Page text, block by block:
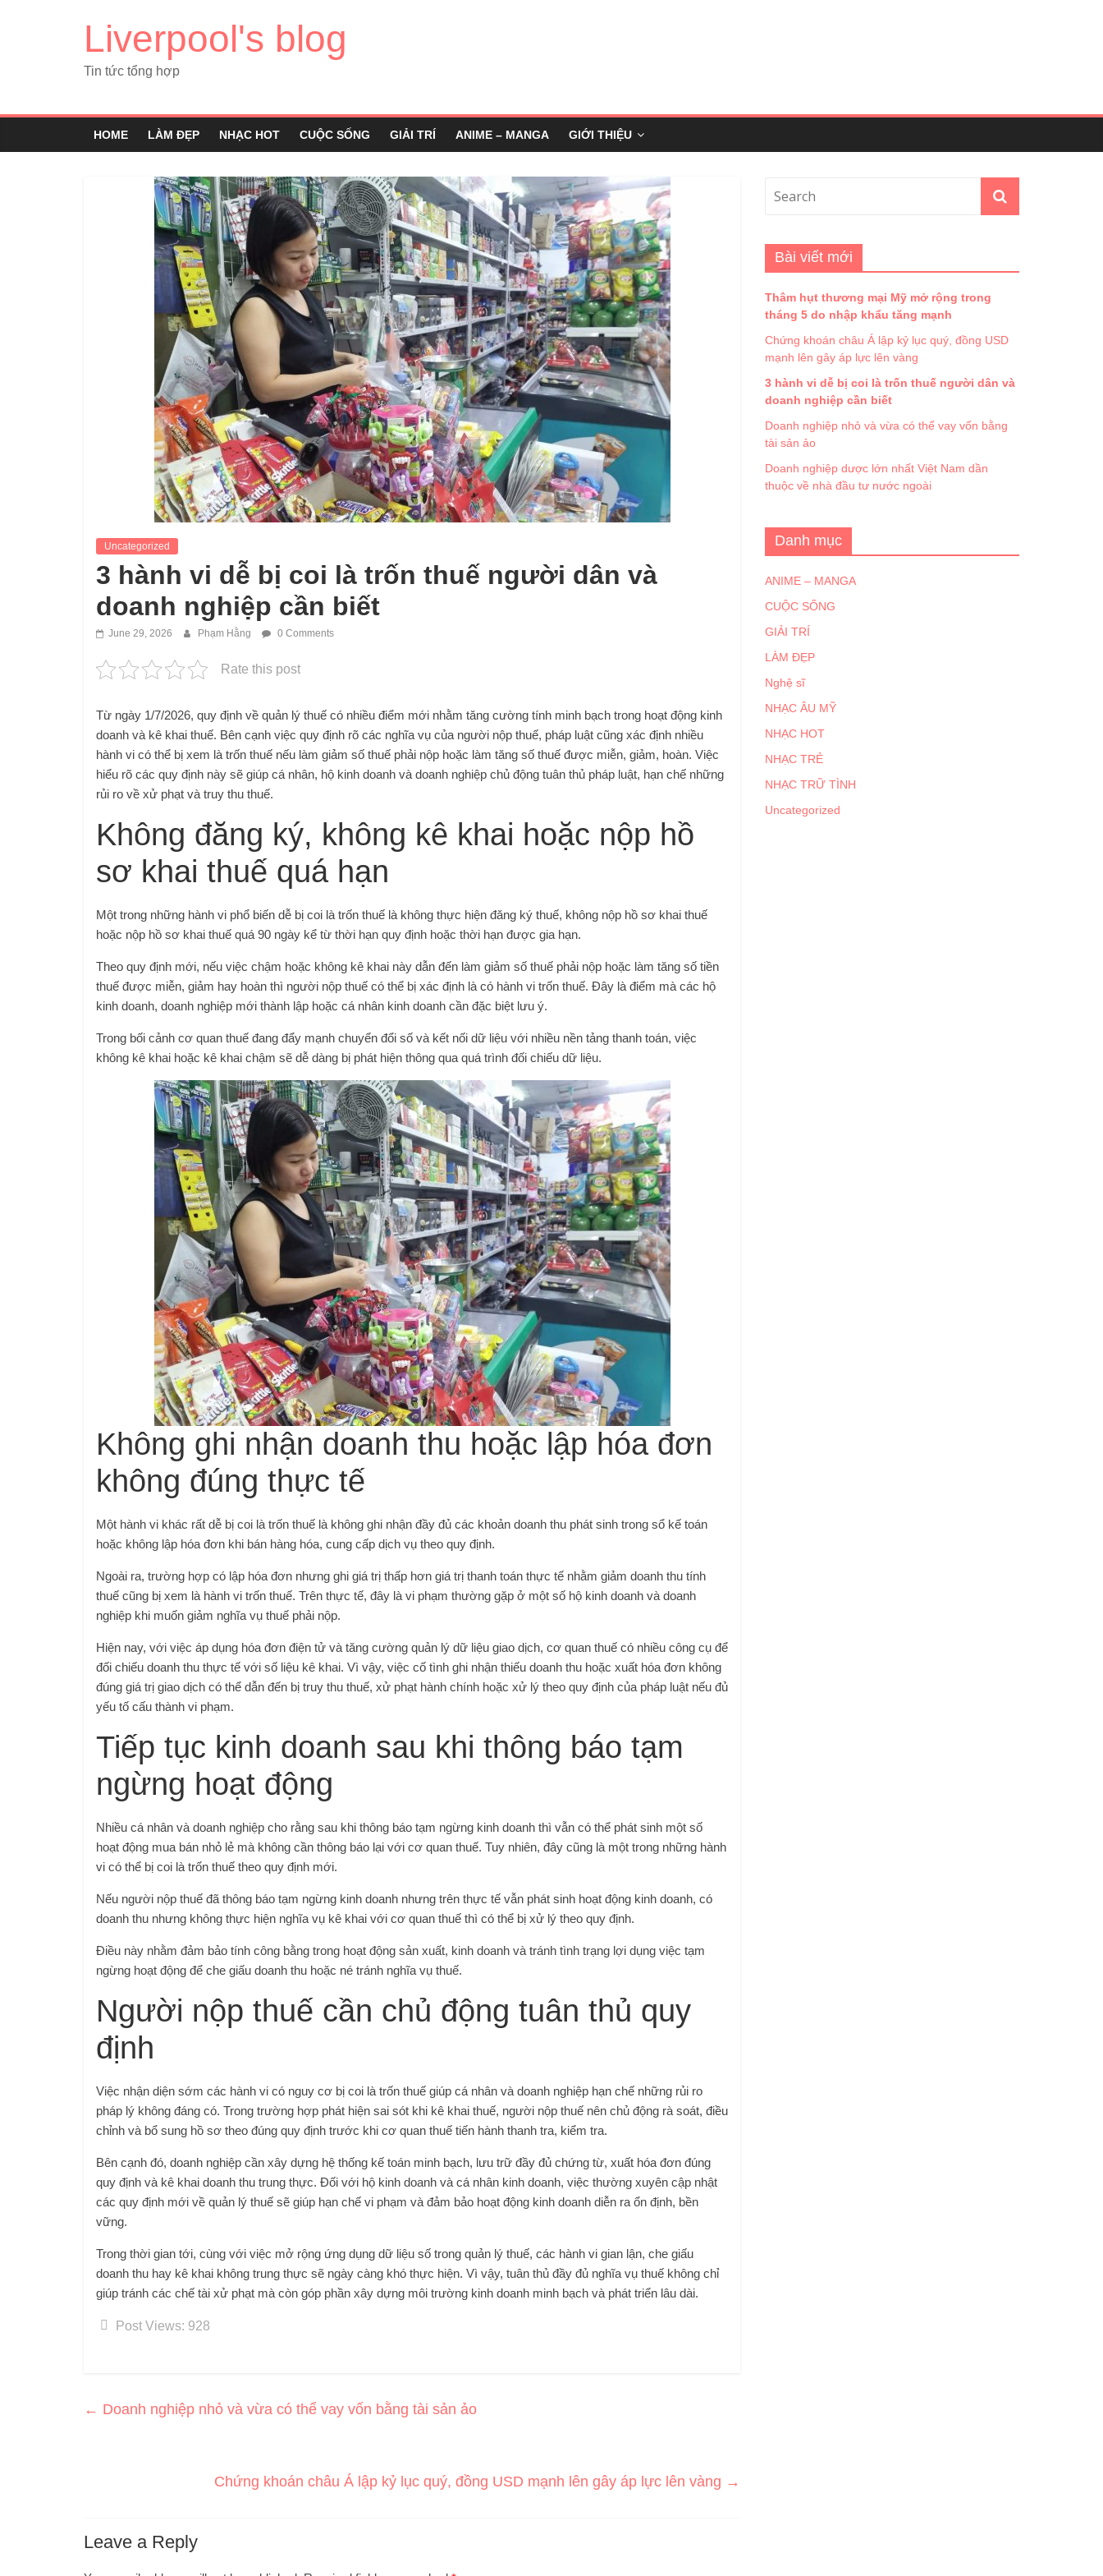
Liverpool's blog
Tin tức tổng hợp
HOME LÀM ĐẸP NHẠC HOT CUỘC SỐNG GIẢI TRÍ ANIME – MANGA GIỚI THIỆU
Uncategorized
3 hành vi dễ bị coi là trốn thuế người dân và
doanh nghiệp cần biết
June 29, 2026 Phạm Hằng 0 Comments
Rate this post
Từ ngày 1/7/2026, quy định về quản lý thuế có nhiều điểm mới nhằm tăng cường tính minh bạch trong hoạt động kinh
doanh và kê khai thuế. Bên cạnh việc quy định rõ các nghĩa vụ của người nộp thuế, pháp luật cũng xác định nhiều
hành vi có thể bị xem là trốn thuế nếu làm giảm số thuế phải nộp hoặc làm tăng số thuế được miễn, giảm, hoàn. Việc
hiểu rõ các quy định này sẽ giúp cá nhân, hộ kinh doanh và doanh nghiệp chủ động tuân thủ pháp luật, hạn chế những
rủi ro về xử phạt và truy thu thuế.
Không đăng ký, không kê khai hoặc nộp hồ
sơ khai thuế quá hạn
Một trong những hành vi phổ biến dễ bị coi là trốn thuế là không thực hiện đăng ký thuế, không nộp hồ sơ khai thuế
hoặc nộp hồ sơ khai thuế quá 90 ngày kể từ thời hạn quy định hoặc thời hạn được gia hạn.
Theo quy định mới, nếu việc chậm hoặc không kê khai này dẫn đến làm giảm số thuế phải nộp hoặc làm tăng số tiền
thuế được miễn, giảm hay hoàn thì người nộp thuế có thể bị xác định là có hành vi trốn thuế. Đây là điểm mà các hộ
kinh doanh, doanh nghiệp mới thành lập hoặc cá nhân kinh doanh cần đặc biệt lưu ý.
Trong bối cảnh cơ quan thuế đang đẩy mạnh chuyển đổi số và kết nối dữ liệu với nhiều nền tảng thanh toán, việc
không kê khai hoặc kê khai chậm sẽ dễ dàng bị phát hiện thông qua quá trình đối chiếu dữ liệu.
Không ghi nhận doanh thu hoặc lập hóa đơn
không đúng thực tế
Một hành vi khác rất dễ bị coi là trốn thuế là không ghi nhận đầy đủ các khoản doanh thu phát sinh trong sổ kế toán
hoặc không lập hóa đơn khi bán hàng hóa, cung cấp dịch vụ theo quy định.
Ngoài ra, trường hợp có lập hóa đơn nhưng ghi giá trị thấp hơn giá trị thanh toán thực tế nhằm giảm doanh thu tính
thuế cũng bị xem là hành vi trốn thuế. Trên thực tế, đây là vi phạm thường gặp ở một số hộ kinh doanh và doanh
nghiệp khi muốn giảm nghĩa vụ thuế phải nộp.
Hiện nay, với việc áp dụng hóa đơn điện tử và tăng cường quản lý dữ liệu giao dịch, cơ quan thuế có nhiều công cụ để
đối chiếu doanh thu thực tế với số liệu kê khai. Vì vậy, việc cố tình ghi nhận thiếu doanh thu hoặc xuất hóa đơn không
đúng giá trị giao dịch có thể dẫn đến bị truy thu thuế, xử phạt hành chính hoặc xử lý theo quy định của pháp luật nếu đủ
yếu tố cấu thành vi phạm.
Tiếp tục kinh doanh sau khi thông báo tạm
ngừng hoạt động
Nhiều cá nhân và doanh nghiệp cho rằng sau khi thông báo tạm ngừng kinh doanh thì vẫn có thể phát sinh một số
hoạt động mua bán nhỏ lẻ mà không cần thông báo lại với cơ quan thuế. Tuy nhiên, đây cũng là một trong những hành
vi có thể bị coi là trốn thuế theo quy định mới.
Nếu người nộp thuế đã thông báo tạm ngừng kinh doanh nhưng trên thực tế vẫn phát sinh hoạt động kinh doanh, có
doanh thu nhưng không thực hiện nghĩa vụ kê khai với cơ quan thuế thì có thể bị xử lý theo quy định.
Điều này nhằm đảm bảo tính công bằng trong hoạt động sản xuất, kinh doanh và tránh tình trạng lợi dụng việc tạm
ngừng hoạt động để che giấu doanh thu hoặc né tránh nghĩa vụ thuế.
Người nộp thuế cần chủ động tuân thủ quy
định
Việc nhận diện sớm các hành vi có nguy cơ bị coi là trốn thuế giúp cá nhân và doanh nghiệp hạn chế những rủi ro
pháp lý không đáng có. Trong trường hợp phát hiện sai sót khi kê khai thuế, người nộp thuế nên chủ động rà soát, điều
chỉnh và bổ sung hồ sơ theo đúng quy định trước khi cơ quan thuế tiến hành thanh tra, kiểm tra.
Bên cạnh đó, doanh nghiệp cần xây dựng hệ thống kế toán minh bạch, lưu trữ đầy đủ chứng từ, xuất hóa đơn đúng
quy định và kê khai doanh thu trung thực. Đối với hộ kinh doanh và cá nhân kinh doanh, việc thường xuyên cập nhật
các quy định mới về quản lý thuế sẽ giúp hạn chế vi phạm và đảm bảo hoạt động kinh doanh diễn ra ổn định, bền
vững.
Trong thời gian tới, cùng với việc mở rộng ứng dụng dữ liệu số trong quản lý thuế, các hành vi gian lận, che giấu
doanh thu hay kê khai không trung thực sẽ ngày càng khó thực hiện. Vì vậy, tuân thủ đầy đủ nghĩa vụ thuế không chỉ
giúp tránh các chế tài xử phạt mà còn góp phần xây dựng môi trường kinh doanh minh bạch và phát triển lâu dài.
Post Views: 928
← Doanh nghiệp nhỏ và vừa có thể vay vốn bằng tài sản ảo
Chứng khoán châu Á lập kỷ lục quý, đồng USD mạnh lên gây áp lực lên vàng →
Leave a Reply
Bài viết mới
Thâm hụt thương mại Mỹ mở rộng trong
tháng 5 do nhập khẩu tăng mạnh
Chứng khoán châu Á lập kỷ lục quý, đồng USD
mạnh lên gây áp lực lên vàng
3 hành vi dễ bị coi là trốn thuế người dân và
doanh nghiệp cần biết
Doanh nghiệp nhỏ và vừa có thể vay vốn bằng
tài sản ảo
Doanh nghiệp dược lớn nhất Việt Nam dần
thuộc về nhà đầu tư nước ngoài
Danh mục
ANIME – MANGA
CUỘC SỐNG
GIẢI TRÍ
LÀM ĐẸP
Nghệ sĩ
NHẠC ÂU MỸ
NHẠC HOT
NHẠC TRẺ
NHẠC TRỮ TÌNH
Uncategorized